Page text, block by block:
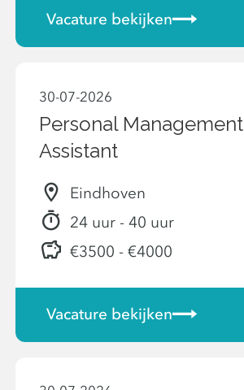
Vacature bekijken
30-07-2026
Personal Management
Assistant
Eindhoven
24 uur - 40 uur
€3500 - €4000
Vacature bekijken